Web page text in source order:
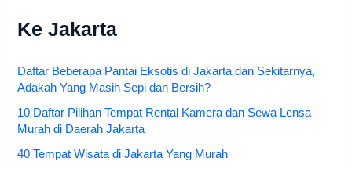
Ke Jakarta
Daftar Beberapa Pantai Eksotis di Jakarta dan Sekitarnya,
Adakah Yang Masih Sepi dan Bersih?
10 Daftar Pilihan Tempat Rental Kamera dan Sewa Lensa
Murah di Daerah Jakarta
40 Tempat Wisata di Jakarta Yang Murah